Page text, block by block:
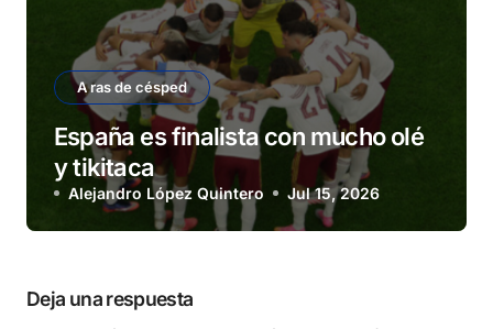
A ras de césped
España es finalista con mucho olé
y tikitaca
Alejandro López Quintero Jul 15, 2026
Deja una respuesta